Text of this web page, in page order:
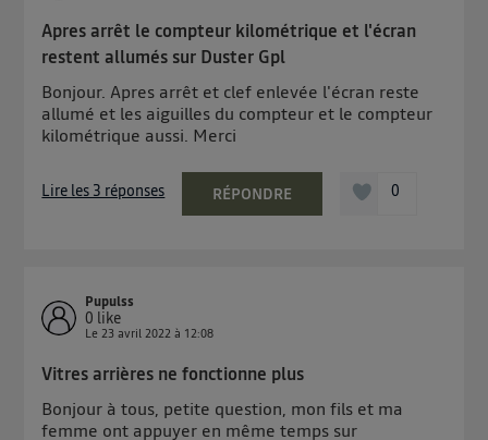
Apres arrêt le compteur kilométrique et l'écran
restent allumés sur Duster Gpl
Bonjour. Apres arrêt et clef enlevée l'écran reste
allumé et les aiguilles du compteur et le compteur
kilométrique aussi. Merci
Lire les 3 réponses RÉPONDRE 0
Pupulss
0 like
Le23 avril 2022 à 12:08
Vitres arrières ne fonctionne plus
Bonjour à tous, petite question, mon fils et ma
femme ont appuyer en même temps sur